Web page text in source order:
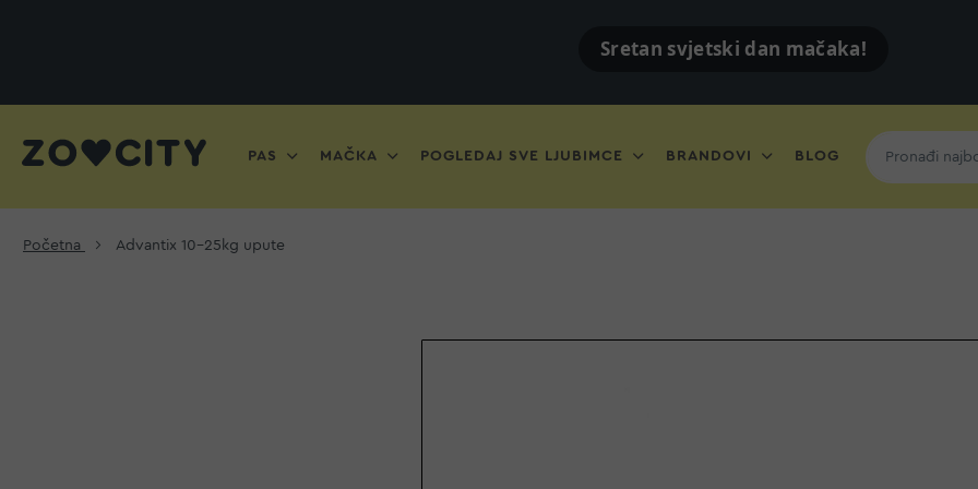
Sretan svjetski dan mačaka!
PAS MAČKA POGLEDAJ SVE LJUBIMCE BRANDOVI BLOG
Početna Advantix 10-25kg upute